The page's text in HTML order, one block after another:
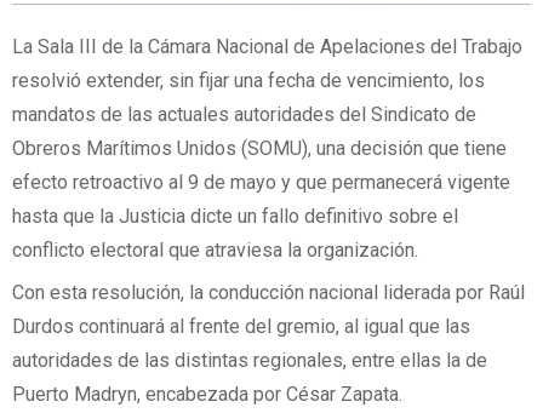
La Sala III de la Cámara Nacional de Apelaciones del Trabajo
resolvió extender, sin fijar una fecha de vencimiento, los
mandatos de las actuales autoridades del Sindicato de
Obreros Marítimos Unidos (SOMU), una decisión que tiene
efecto retroactivo al 9 de mayo y que permanecerá vigente
hasta que la Justicia dicte un fallo definitivo sobre el
conflicto electoral que atraviesa la organización.
Con esta resolución, la conducción nacional liderada por Raúl
Durdos continuará al frente del gremio, al igual que las
autoridades de las distintas regionales, entre ellas la de
Puerto Madryn, encabezada por César Zapata.